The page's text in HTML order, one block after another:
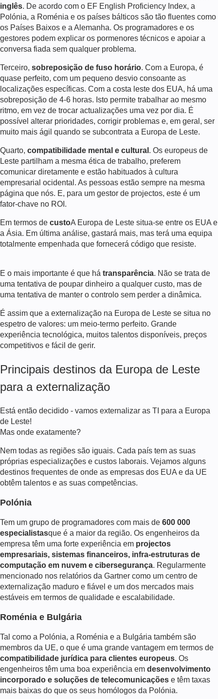
inglês. De acordo com o EF English Proficiency Index, a
Polónia, a Roménia e os países bálticos são tão fluentes como
os Países Baixos e a Alemanha. Os programadores e os
gestores podem explicar os pormenores técnicos e apoiar a
conversa fiada sem qualquer problema.
Terceiro, sobreposição de fuso horário. Com a Europa, é
quase perfeito, com um pequeno desvio consoante as
localizações específicas. Com a costa leste dos EUA, há uma
sobreposição de 4-6 horas. Isto permite trabalhar ao mesmo
ritmo, em vez de trocar actualizações uma vez por dia. É
possível alterar prioridades, corrigir problemas e, em geral, ser
muito mais ágil quando se subcontrata a Europa de Leste.
Quarto, compatibilidade mental e cultural . Os europeus de
Leste partilham a mesma ética de trabalho, preferem
comunicar diretamente e estão habituados à cultura
empresarial ocidental. As pessoas estão sempre na mesma
página que nós. E, para um gestor de projectos, este é um
fator-chave no ROI.
Em termos de custoA Europa de Leste situa-se entre os EUA e
a Ásia. Em última análise, gastará mais, mas terá uma equipa
totalmente empenhada que fornecerá código que resiste.
E o mais importante é que há transparência. Não se trata de
uma tentativa de poupar dinheiro a qualquer custo, mas de
uma tentativa de manter o controlo sem perder a dinâmica.
É assim que a externalização na Europa de Leste se situa no
espetro de valores: um meio-termo perfeito. Grande
experiência tecnológica, muitos talentos disponíveis, preços
competitivos e fácil de gerir.
Principais destinos da Europa de Leste
para a externalização
Está então decidido - vamos externalizar as TI para a Europa
de Leste!
Mas onde exatamente?
Nem todas as regiões são iguais. Cada país tem as suas
próprias especializações e custos laborais. Vejamos alguns
destinos frequentes de onde as empresas dos EUA e da UE
obtêm talentos e as suas competências.
Polónia
Tem um grupo de programadores com mais de 600 000
especialistasque é a maior da região. Os engenheiros da
empresa têm uma forte experiência em projectos
empresariais, sistemas financeiros, infra-estruturas de
computação em nuvem e cibersegurança. Regularmente
mencionado nos relatórios da Gartner como um centro de
externalização maduro e fiável e um dos mercados mais
estáveis em termos de qualidade e escalabilidade.
Roménia e Bulgária
Tal como a Polónia, a Roménia e a Bulgária também são
membros da UE, o que é uma grande vantagem em termos de
compatibilidade jurídica para clientes europeus. Os
engenheiros têm uma boa experiência em desenvolvimento
incorporado e soluções de telecomunicações e têm taxas
mais baixas do que os seus homólogos da Polónia.